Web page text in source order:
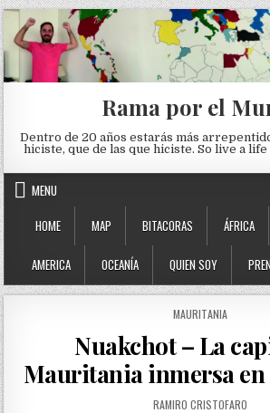
Skip to content
Rama por el
Dentro de 20 años estarás más
hiciste, que de las que hiciste. So live a
MENU
HOME
MAP BITACORAS ÁFRICA
AMERICA OCEANÍA QUIEN SOY
POSTED IN
MAURITANIA
Nuakchot – La
Mauritania inmersa en
AUTHOR:
RAMIRO CRISTOFARO